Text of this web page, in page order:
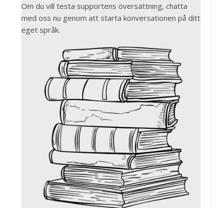
Om du vill testa supportens översättning, chatta
med oss nu genom att starta konversationen på ditt
eget språk.